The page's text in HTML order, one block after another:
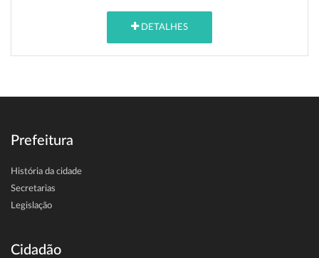
DETALHES
Prefeitura
História da cidade
Secretarias
Legislação
Cidadão